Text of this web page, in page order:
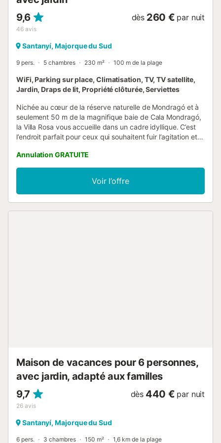
9,6
46 avis
dès 260 € par nuit
Santanyí, Majorque du Sud
9 pers. 5 chambres 230 m² 100 m de la plage
WiFi, Parking sur place, Climatisation, TV, TV satellite,
Jardin, Draps de lit, Propriété clôturée, Serviettes
Nichée au cœur de la réserve naturelle de Mondragó et à
seulement 50 m de la magnifique baie de Cala Mondragó,
la Villa Rosa vous accueille dans un cadre idyllique. C’est
l’endroit parfait pour ceux qui souhaitent fuir l’agitation et
maison de vacances dispose de 2 salons, d’une cuisine
bien équipée, de 5 chambres et de 3 salles de bains (deux
au rez-de-chaussée et une au 2e étage), pouvant
accueillir jusqu’à 9 personnes. Vous bénéficiez du Wi-Fi, de
ventilateurs, de la climatisation, d’une cheminée, de la
Annulation GRATUITE
Voir l’offre
Maison de vacances pour 6 personnes,
avec jardin, adapté aux familles
9,7
26 avis
dès 440 € par nuit
Santanyí, Majorque du Sud
6 pers. 3 chambres 150 m² 1,6 km de la plage